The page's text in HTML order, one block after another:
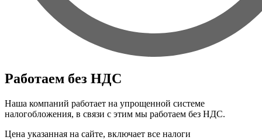
Работаем без НДС
Наша компаний работает на упрощенной системе
налогобложения, в связи с этим мы работаем без НДС.
Цена указанная на сайте, включает все налоги